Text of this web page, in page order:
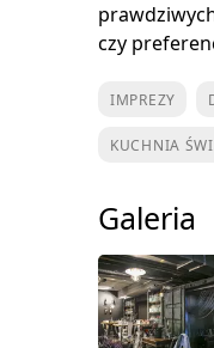
czy
IMPREZY
KUCHNIA
Galeria